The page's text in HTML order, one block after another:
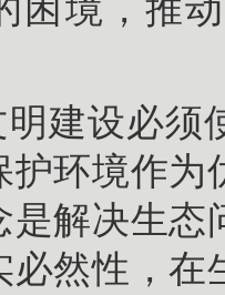
困境，推
建设必须
护环境作为
是解决生态
必然性，在